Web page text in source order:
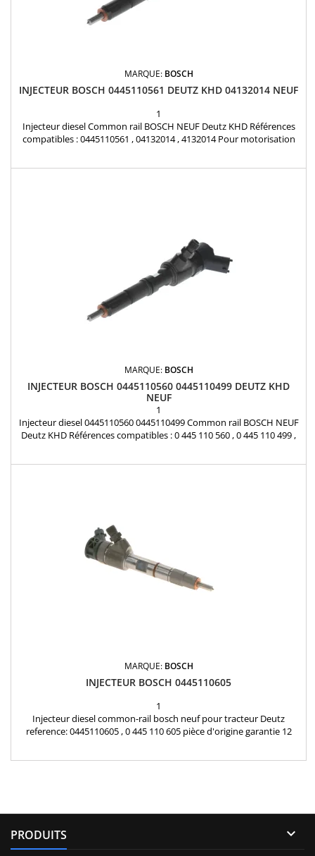
MARQUE: BOSCH
INJECTEUR BOSCH 0445110561 DEUTZ KHD 04132014 NEUF
1
Injecteur diesel Common rail BOSCH NEUF Deutz KHD Références
compatibles : 0445110561 , 04132014 , 4132014 Pour motorisation
MARQUE: BOSCH
INJECTEUR BOSCH 0445110560 0445110499 DEUTZ KHD
NEUF
1
Injecteur diesel 0445110560 0445110499 Common rail BOSCH NEUF
Deutz KHD Références compatibles : 0 445 110 560 , 0 445 110 499 ,
MARQUE: BOSCH
INJECTEUR BOSCH 0445110605
1
Injecteur diesel common-rail bosch neuf pour tracteur Deutz
reference: 0445110605 , 0 445 110 605 pièce d'origine garantie 12
PRODUITS 